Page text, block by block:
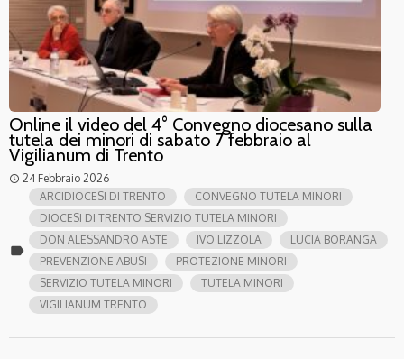
Online il video del 4° Convegno diocesano sulla
tutela dei minori di sabato 7 febbraio al
Vigilianum di Trento
access_time 24 Febbraio 2026
label
ARCIDIOCESI DI TRENTO
CONVEGNO TUTELA MINORI
DIOCESI DI TRENTO SERVIZIO TUTELA MINORI
DON ALESSANDRO ASTE
IVO LIZZOLA
LUCIA BORANGA
PREVENZIONE ABUSI
PROTEZIONE MINORI
SERVIZIO TUTELA MINORI
TUTELA MINORI
VIGILIANUM TRENTO